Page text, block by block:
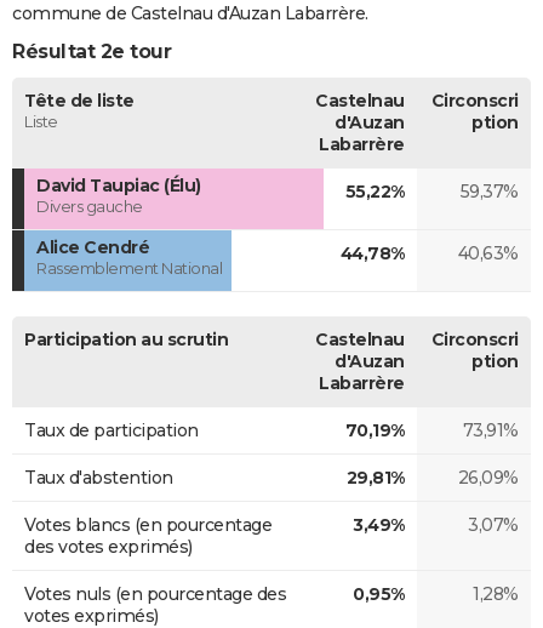
commune de Castelnau d'Auzan Labarrère.
Résultat 2e tour
Tête de liste
Liste
Castelnau
d'Auzan
Labarrère
Circonscri
ption
David Taupiac (Élu)
Divers gauche
55,22% 59,37%
Alice Cendré
Rassemblement National
44,78% 40,63%
Participation au scrutin
Castelnau
d'Auzan
Labarrère
Circonscri
ption
Taux de participation 70,19% 73,91%
Taux d'abstention 29,81% 26,09%
Votes blancs (en pourcentage
des votes exprimés)
3,49% 3,07%
Votes nuls (en pourcentage des
votes exprimés)
0,95% 1,28%